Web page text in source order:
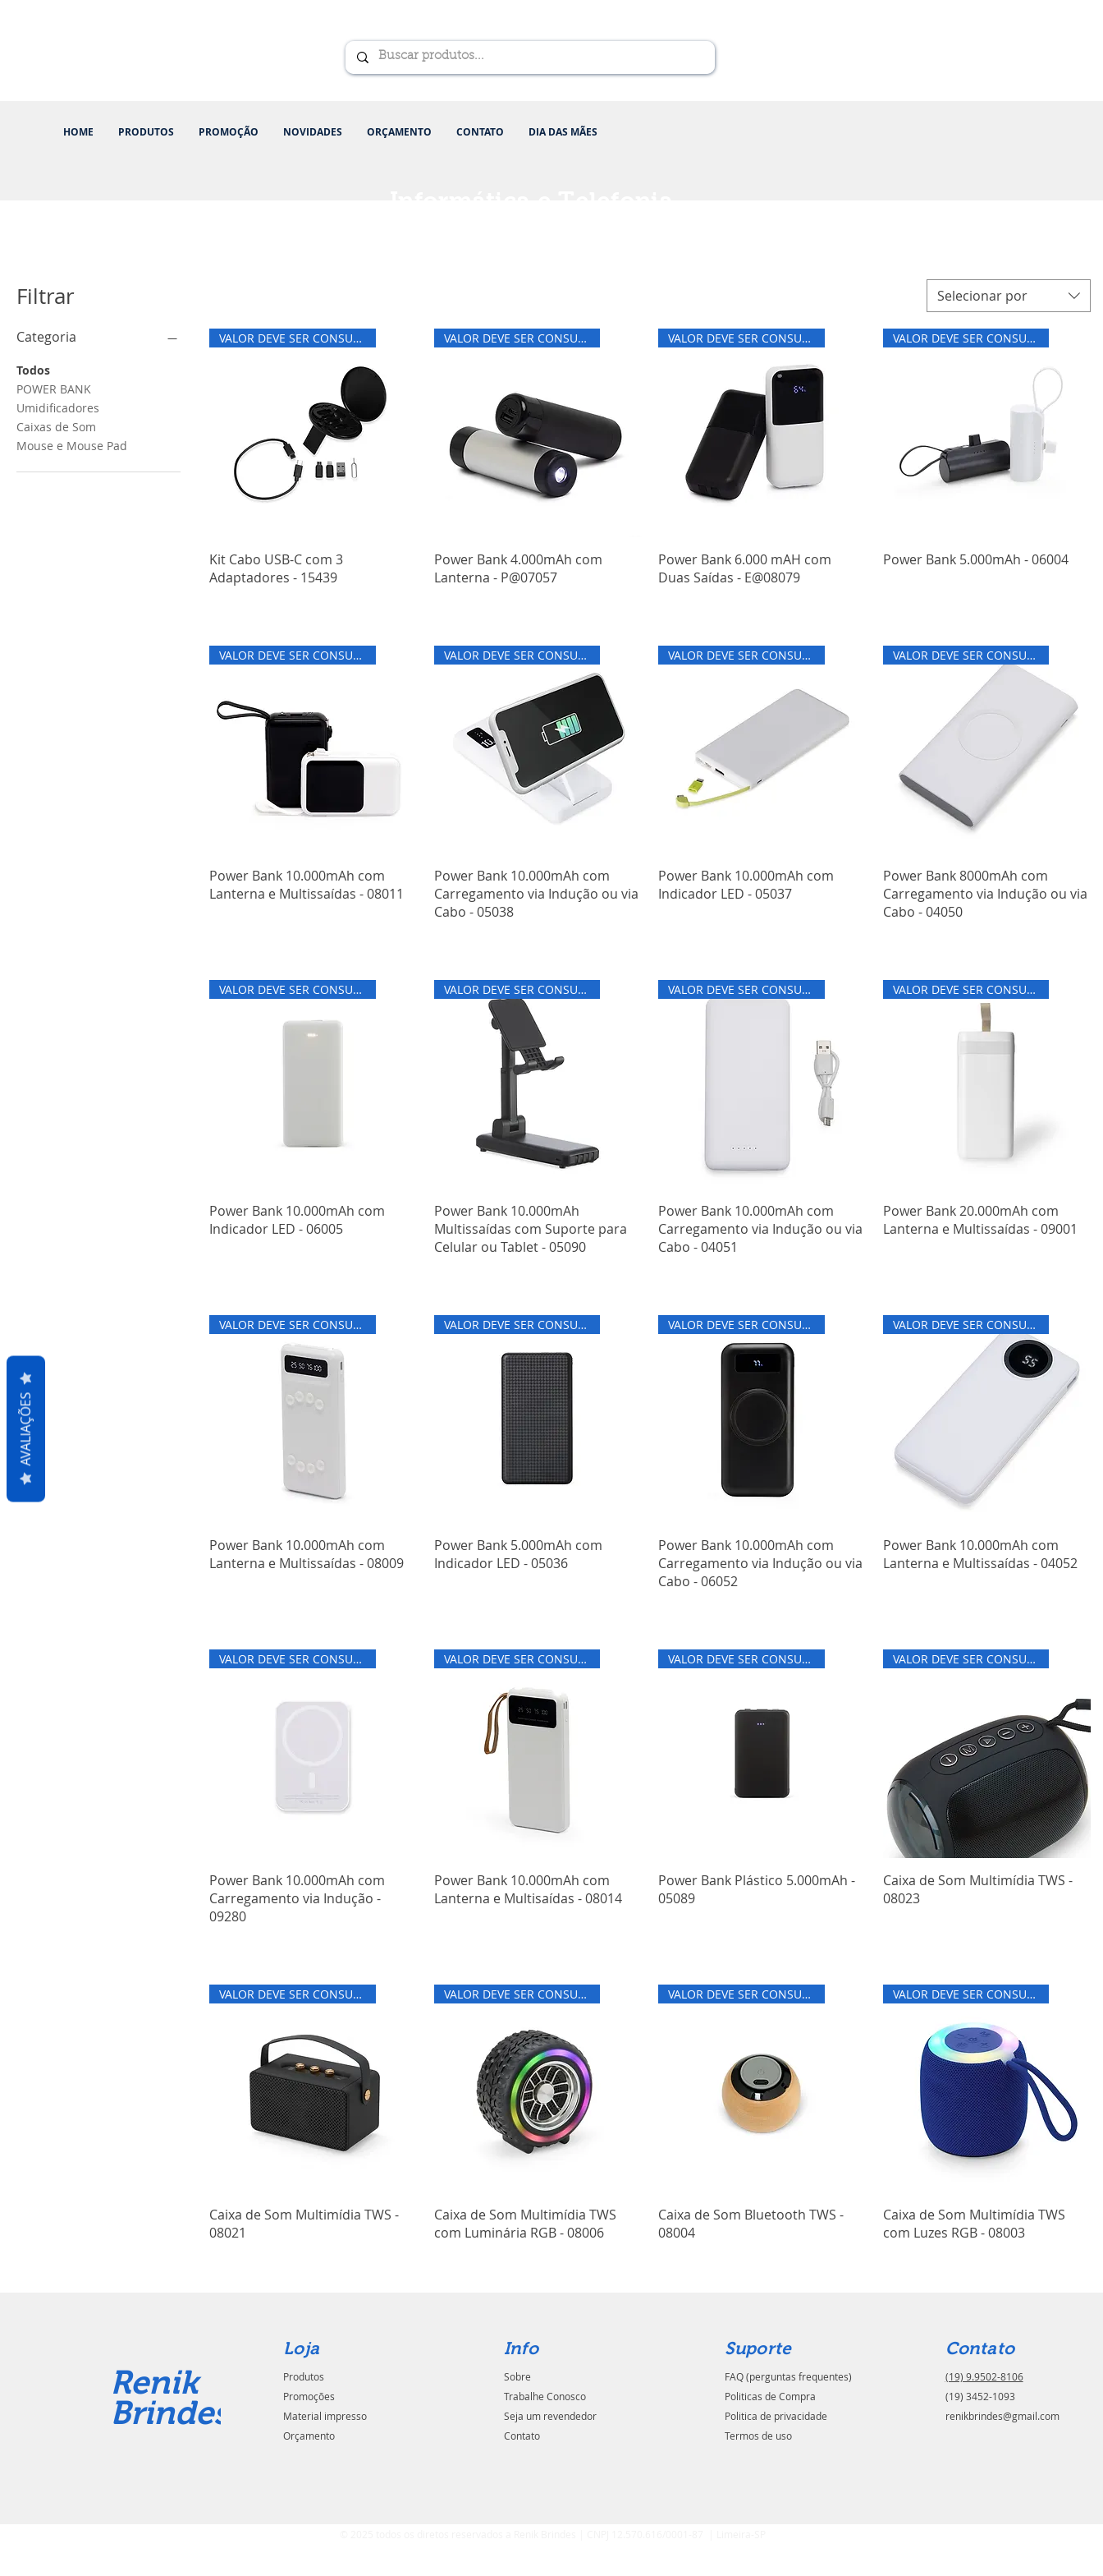
HOME PRODUTOS PROMOÇÃO NOVIDADES ORÇAMENTO CONTATO DIA DAS MÃES
Filtrar
Categoria
Todos
POWER BANK
Umidificadores
Caixas de Som
Mouse e Mouse Pad
Selecionar por
VALOR DEVE SER CONSULTADO
Kit Cabo USB-C com 3
Adaptadores - 15439
VALOR DEVE SER CONSULTADO
Power Bank 4.000mAh com
Lanterna - P@07057
VALOR DEVE SER CONSULTADO
Power Bank 6.000 mAH com
Duas Saídas - E@08079
VALOR DEVE SER CONSULTADO
Power Bank 5.000mAh - 06004
VALOR DEVE SER CONSULTADO
Power Bank 10.000mAh com
Lanterna e Multissaídas - 08011
VALOR DEVE SER CONSULTADO
Power Bank 10.000mAh com
Carregamento via Indução ou via
Cabo - 05038
VALOR DEVE SER CONSULTADO
Power Bank 10.000mAh com
Indicador LED - 05037
VALOR DEVE SER CONSULTADO
Power Bank 8000mAh com
Carregamento via Indução ou via
Cabo - 04050
VALOR DEVE SER CONSULTADO
Power Bank 10.000mAh com
Indicador LED - 06005
VALOR DEVE SER CONSULTADO
Power Bank 10.000mAh
Multissaídas com Suporte para
Celular ou Tablet - 05090
VALOR DEVE SER CONSULTADO
Power Bank 10.000mAh com
Carregamento via Indução ou via
Cabo - 04051
VALOR DEVE SER CONSULTADO
Power Bank 20.000mAh com
Lanterna e Multissaídas - 09001
VALOR DEVE SER CONSULTADO
Power Bank 10.000mAh com
Lanterna e Multissaídas - 08009
VALOR DEVE SER CONSULTADO
Power Bank 5.000mAh com
Indicador LED - 05036
VALOR DEVE SER CONSULTADO
Power Bank 10.000mAh com
Carregamento via Indução ou via
Cabo - 06052
VALOR DEVE SER CONSULTADO
Power Bank 10.000mAh com
Lanterna e Multissaídas - 04052
VALOR DEVE SER CONSULTADO
Power Bank 10.000mAh com
Carregamento via Indução -
09280
VALOR DEVE SER CONSULTADO
Power Bank 10.000mAh com
Lanterna e Multisaídas - 08014
VALOR DEVE SER CONSULTADO
Power Bank Plástico 5.000mAh -
05089
VALOR DEVE SER CONSULTADO
Caixa de Som Multimídia TWS -
08023
VALOR DEVE SER CONSULTADO
Caixa de Som Multimídia TWS -
08021
VALOR DEVE SER CONSULTADO
Caixa de Som Multimídia TWS
com Luminária RGB - 08006
VALOR DEVE SER CONSULTADO
Caixa de Som Bluetooth TWS -
08004
VALOR DEVE SER CONSULTADO
Caixa de Som Multimídia TWS
com Luzes RGB - 08003
Renik
Brindes
Loja
Produtos
Promoções
Material impresso
Orçamento
Info
Sobre
Trabalhe Conosco
Seja um revendedor
Contato
Suporte
FAQ (perguntas frequentes)
Politicas de Compra
Politica de privacidade
Termos de uso
Contato
(19) 9.9502-8106
(19) 3452-1093
renikbrindes@gmail.com
AVALIAÇÕES